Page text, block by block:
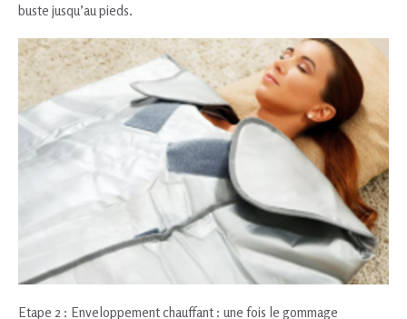
buste jusqu’au pieds.
Etape 2 : Enveloppement chauffant : une fois le gommage